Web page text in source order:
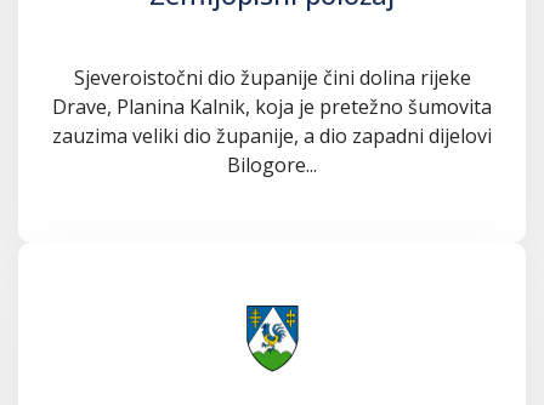
Sjeveroistočni dio županije čini dolina rijeke
Drave, Planina Kalnik, koja je pretežno šumovita
zauzima veliki dio županije, a dio zapadni dijelovi
Bilogore...